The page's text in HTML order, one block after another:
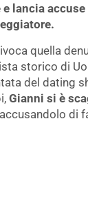
e lancia
quella
storico di
del dating
Gianni si è
accusandolo di